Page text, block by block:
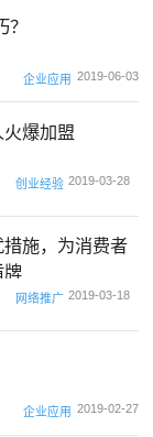
企业应用 2019-06-03
爆加盟
创业经验 2019-03-28
施，为消费者
牌
网络推广 2019-03-18
企业应用 2019-02-27